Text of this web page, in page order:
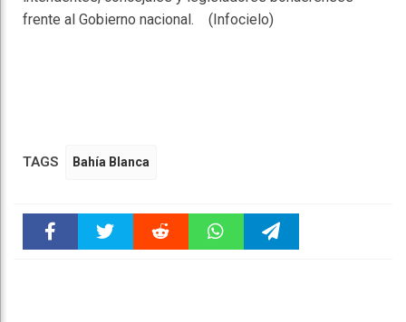
frente al Gobierno nacional. (Infocielo)
TAGS Bahía Blanca